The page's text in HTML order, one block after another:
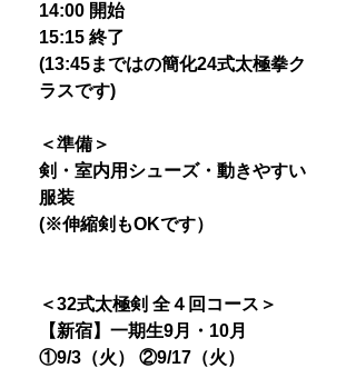
14:00 開始
15:15 終了
(13:45まではの簡化24式太極拳ク
ラスです)
＜準備＞
剣・室内用シューズ・動きやすい
服装
(※伸縮剣もOKです）
＜32式太極剣 全４回コース＞
【新宿】一期生9月・10月
①9/3（火） ②9/17（火）